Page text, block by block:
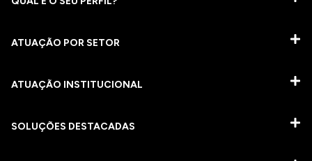
ATUAÇÃO POR SETOR
ATUAÇÃO INSTITUCIONAL
SOLUÇÕES DESTACADAS